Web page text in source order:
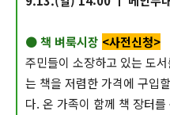
● 책 벼룩시장 <사전신청>
주민들이 소장하고 있는 도
는 책을 저렴한 가격에 구입
다. 온 가족이 함께 책 장터